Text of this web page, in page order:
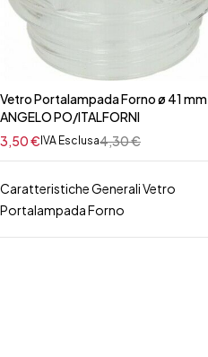
Vetro Portalampada Forno ø 41 mm
ANGELO PO/ITALFORNI
4,30€
3,50€ IVA Esclusa
Caratteristiche Generali Vetro
Portalampada Forno